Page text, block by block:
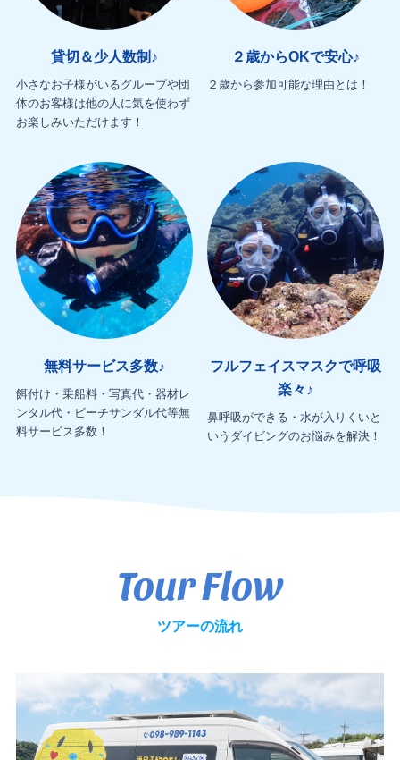
貸切＆少人数制♪
小さなお子様がいるグループや団
体のお客様は他の人に気を使わず
お楽しみいただけます！
２歳からOKで安心♪
２歳から参加可能な理由とは！
無料サービス多数♪
餌付け・乗船料・写真代・器材レ
ンタル代・ビーチサンダル代等無
料サービス多数！
フルフェイスマスクで呼吸
楽々♪
鼻呼吸ができる・水が入りくいと
いうダイビングのお悩みを解決！
Tour Flow
ツアーの流れ